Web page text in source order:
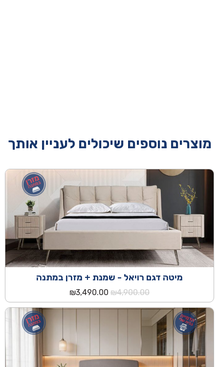
מוצרים נוספים שיכולים לעניין אותך
מיטה דגם רויאל - שמנת + מזרן במתנה
₪4,900.00
המחיר
המקורי
היה:
₪3,490.00
הנוכחי
הוא:
₪3,490.00.